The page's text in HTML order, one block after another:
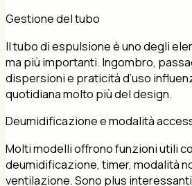
Gestione del tubo
Il tubo di espulsione è uno degli
ma più importanti. Ingombro,
dispersioni e praticità d’uso
quotidiana molto più del design.
Deumidificazione e modalità
Molti modelli offrono funzioni utili
deumidificazione, timer, modalità
ventilazione. Sono plus